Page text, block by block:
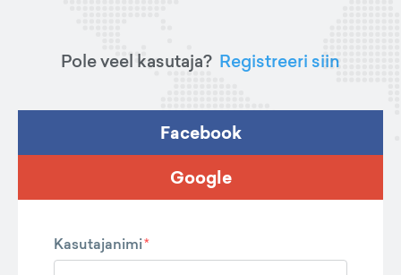
Pole veel kasutaja? Registreeri siin
Facebook
Google
Kasutajanimi*